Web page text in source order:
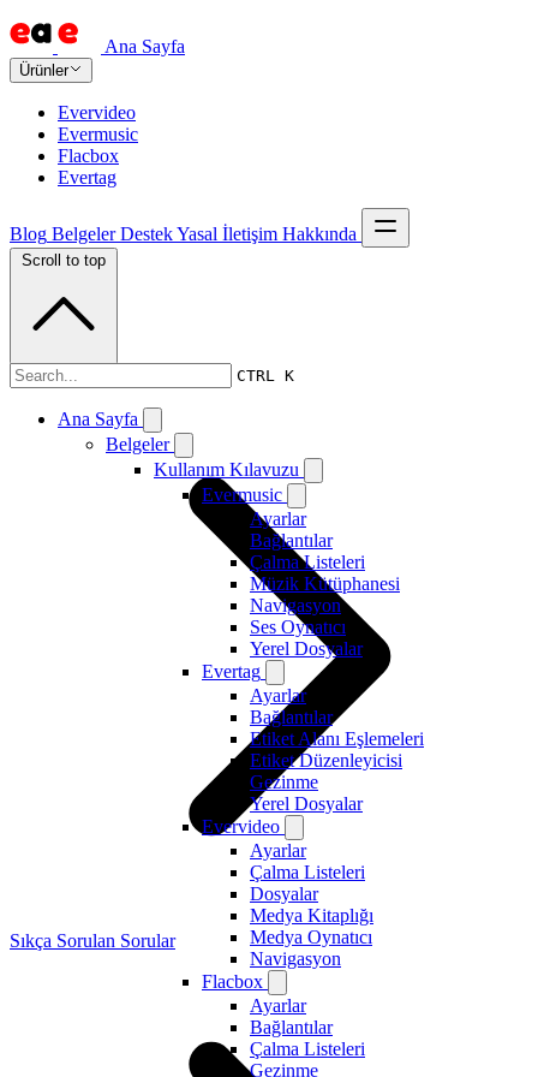
Ana Sayfa
Ürünler
Evervideo
Evermusic
Flacbox
Evertag
Blog Belgeler DestekYasal İletişim Hakkında
CTRL K
Ana Sayfa
Belgeler
Kullanım Kılavuzu
Evermusic
Ayarlar
Bağlantılar
Çalma Listeleri
Müzik Kütüphanesi
Navigasyon
Ses Oynatıcı
Yerel Dosyalar
Evertag
Ayarlar
Bağlantılar
Etiket Alanı Eşlemeleri
Etiket Düzenleyicisi
Gezinme
Yerel Dosyalar
Evervideo
Ayarlar
Çalma Listeleri
Dosyalar
Medya Kitaplığı
Medya Oynatıcı
Navigasyon
Flacbox
Ayarlar
Bağlantılar
Çalma Listeleri
Gezinme
Scroll to top
Belgeler
Sıkça Sorulan Sorular